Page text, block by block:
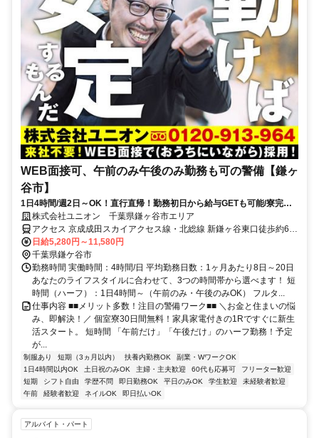
WEB面接可、午前のみ午後のみ勤務も可の警備【鎌ヶ
谷市】
1日4時間/週2日～OK！直行直帰！勤務初日から給与GETも可能/寮完備
＆携帯貸与♪
株式会社ユニオン 千葉県鎌ヶ谷市エリア
アクセス 京成成田スカイアクセス線・北総線 新鎌ヶ谷東口徒歩約6
分、京成成田スカイアクセス線・北総線 新鎌ヶ谷東口徒歩約6分、京
成成田スカイアクセス線・北総線 新鎌ヶ谷東口徒歩約6分 千葉県鎌ヶ
谷市エリア（鎌ヶ谷大仏駅、鎌ヶ谷駅、新鎌ヶ谷駅、くぬぎ山駅、初
富駅、北初富駅等）
日給5,280円～11,580円
千葉県鎌ケ谷市
勤務時間 実働時間：4時間/日 平均勤務日数：1ヶ月あたり8日～20日
あなたのライフスタイルに合わせて、3つの時間帯から選べます！ 短
時間（ハーフ）：1日4時間～（午前のみ・午後のみOK） フルタ...
仕事内容 ■■メリット多数！注目の警備ワーク■■ ＼お金と住まいの悩
み、即解決！／ 個室寮30日間無料！家具家電付きの1Rですぐに新生
活スタート。 短時間 「午前だけ」「午後だけ」のハーフ勤務！予定
が...
制服あり 短期（3ヵ月以内） 扶養内勤務OK
副業・WワークOK
1日4時間以内OK
土日祝のみOK 主婦・主夫歓迎 60代も応募可
フリーター歓迎
短期
シフト自由 学歴不問 即日勤務OK 平日のみOK 学生歓迎
未経験者歓迎
午前
経験者歓迎 ネイルOK 即日払いOK
アルバイト・パート